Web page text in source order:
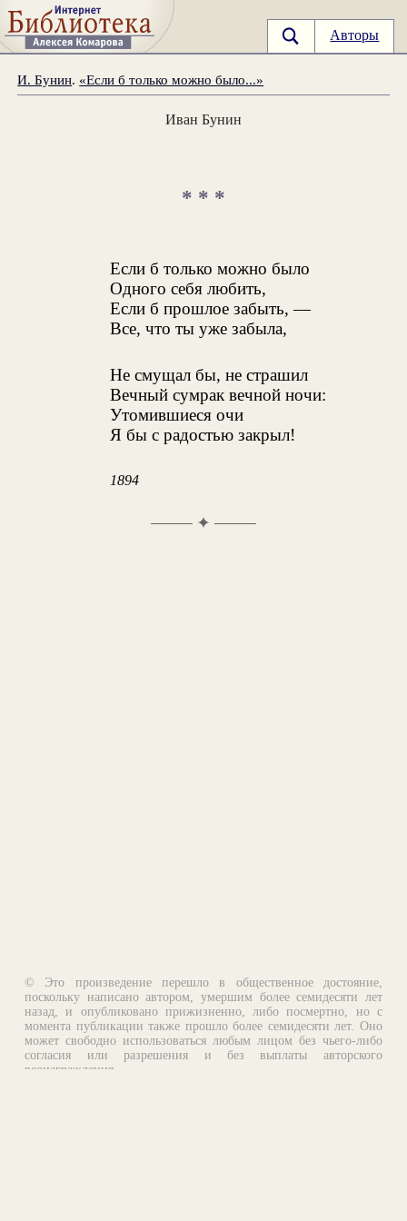
Авторы
И. Бунин. «Если б только можно было...»
Иван Бунин
* * *
Если б только можно было
Одного себя любить,
Если б прошлое забыть, —
Все, что ты уже забыла,
Не смущал бы, не страшил
Вечный сумрак вечной ночи:
Утомившиеся очи
Я бы с радостью закрыл!
1894
✦
© Это произведение перешло в общественное достояние,
поскольку написано автором, умершим более семидесяти лет
назад, и опубликовано прижизненно, либо посмертно, но с
момента публикации также прошло более семидесяти лет. Оно
может свободно использоваться любым лицом без чьего-либо
согласия или разрешения и без выплаты авторского
вознаграждения.